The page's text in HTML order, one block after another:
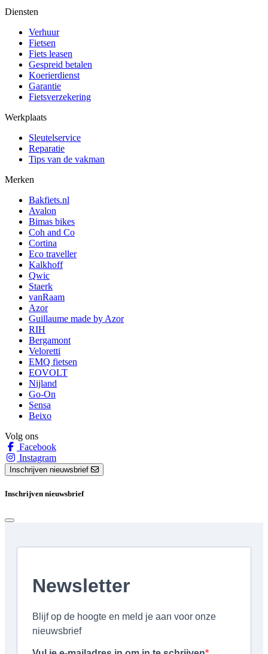
Diensten
Verhuur
Fietsen
Fiets leasen
Gespreid betalen
Koerierdienst
Garantie
Fietsverzekering
Werkplaats
Sleutelservice
Reparatie
Tips van de vakman
Merken
Bakfiets.nl
Avalon
Bimas bikes
Coh and Co
Cortina
Eco traveller
Kalkhoff
Qwic
Staerk
vanRaam
Azor
Guillaume made by Azor
RIH
Bergamont
Veloretti
EMQ fietsen
EOVOLT
Nijland
Go-On
Sensa
Beixo
Volg ons
Facebook
Instagram
Inschrijven nieuwsbrief
Inschrijven nieuwsbrief